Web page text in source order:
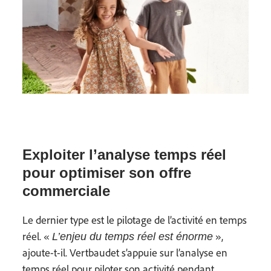
Exploiter l’analyse temps réel
pour optimiser son offre
commerciale
Le dernier type est le pilotage de l’activité en temps
réel. «L’enjeu du temps réel est énorme »,
ajoute-t-il. Vertbaudet s’appuie sur l’analyse en